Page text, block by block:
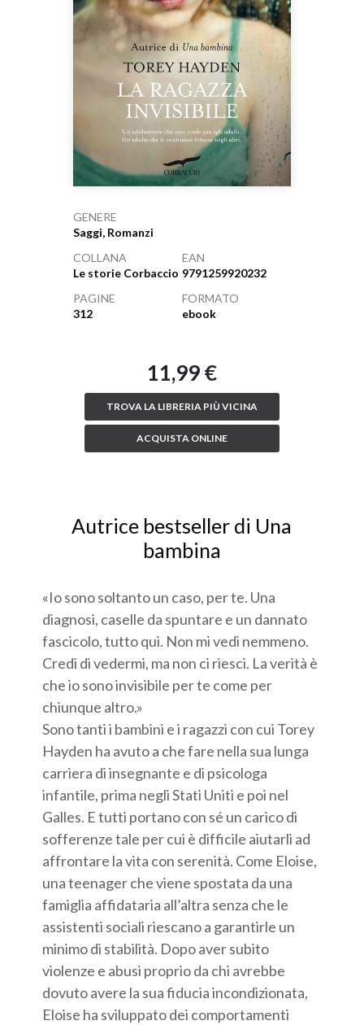
GENERE
Saggi, Romanzi
COLLANA
Le storie Corbaccio
EAN
9791259920232
PAGINE
312
FORMATO
ebook
11,99 €
TROVA LA LIBRERIA PIÙ VICINA
ACQUISTA ONLINE
Autrice bestseller di Una
bambina
«Io sono soltanto un caso, per te. Una
diagnosi, caselle da spuntare e un dannato
fascicolo, tutto qui. Non mi vedi nemmeno.
Credi di vedermi, ma non ci riesci. La verità è
che io sono invisibile per te come per
chiunque altro.»
Sono tanti i bambini e i ragazzi con cui Torey
Hayden ha avuto a che fare nella sua lunga
carriera di insegnante e di psicologa
infantile, prima negli Stati Uniti e poi nel
Galles. E tutti portano con sé un carico di
sofferenze tale per cui è difficile aiutarli ad
affrontare la vita con serenità. Come Eloise,
una teenager che viene spostata da una
famiglia affidataria all’altra senza che le
assistenti sociali riescano a garantirle un
minimo di stabilità. Dopo aver subito
violenze e abusi proprio da chi avrebbe
dovuto avere la sua fiducia incondizionata,
Eloise ha sviluppato dei comportamenti